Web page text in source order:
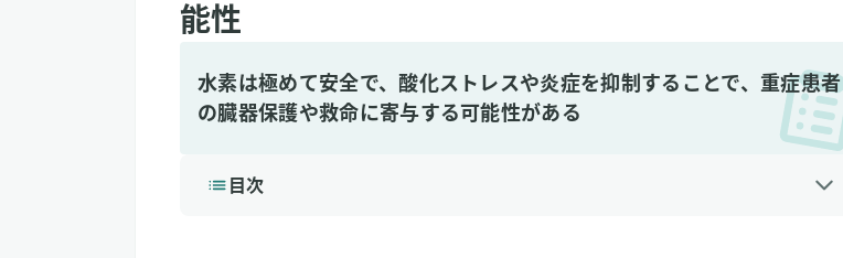
能性
水素は極めて安全で、酸化ストレスや炎症を抑制することで、重症患者
の臓器保護や救命に寄与する可能性がある
目次